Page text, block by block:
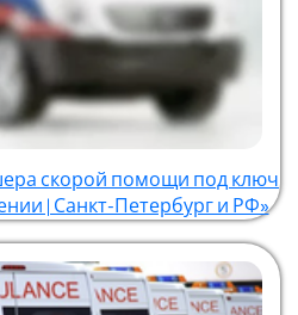
скорой помощи под ключ
| Санкт-Петербург и РФ»